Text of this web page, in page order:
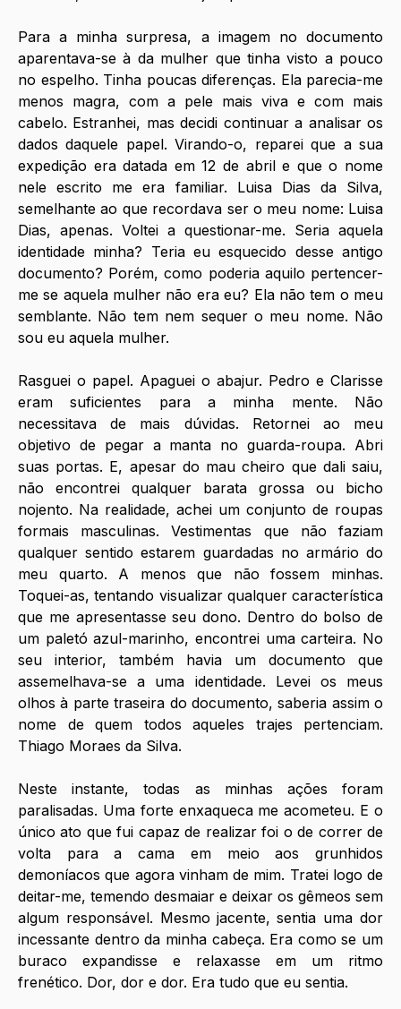
Para a minha surpresa, a imagem no documento
aparentava-se à da mulher que tinha visto a pouco
no espelho. Tinha poucas diferenças. Ela parecia-me
menos magra, com a pele mais viva e com mais
cabelo. Estranhei, mas decidi continuar a analisar os
dados daquele papel. Virando-o, reparei que a sua
expedição era datada em 12 de abril e que o nome
nele escrito me era familiar. Luisa Dias da Silva,
semelhante ao que recordava ser o meu nome: Luisa
Dias, apenas. Voltei a questionar-me. Seria aquela
identidade minha? Teria eu esquecido desse antigo
documento? Porém, como poderia aquilo pertencer-
me se aquela mulher não era eu? Ela não tem o meu
semblante. Não tem nem sequer o meu nome. Não
sou eu aquela mulher.
Rasguei o papel. Apaguei o abajur. Pedro e Clarisse
eram suficientes para a minha mente. Não
necessitava de mais dúvidas. Retornei ao meu
objetivo de pegar a manta no guarda-roupa. Abri
suas portas. E, apesar do mau cheiro que dali saiu,
não encontrei qualquer barata grossa ou bicho
nojento. Na realidade, achei um conjunto de roupas
formais masculinas. Vestimentas que não faziam
qualquer sentido estarem guardadas no armário do
meu quarto. A menos que não fossem minhas.
Toquei-as, tentando visualizar qualquer característica
que me apresentasse seu dono. Dentro do bolso de
um paletó azul-marinho, encontrei uma carteira. No
seu interior, também havia um documento que
assemelhava-se a uma identidade. Levei os meus
olhos à parte traseira do documento, saberia assim o
nome de quem todos aqueles trajes pertenciam.
Thiago Moraes da Silva.
Neste instante, todas as minhas ações foram
paralisadas. Uma forte enxaqueca me acometeu. E o
único ato que fui capaz de realizar foi o de correr de
volta para a cama em meio aos grunhidos
demoníacos que agora vinham de mim. Tratei logo de
deitar-me, temendo desmaiar e deixar os gêmeos sem
algum responsável. Mesmo jacente, sentia uma dor
incessante dentro da minha cabeça. Era como se um
buraco expandisse e relaxasse em um ritmo
frenético. Dor, dor e dor. Era tudo que eu sentia.